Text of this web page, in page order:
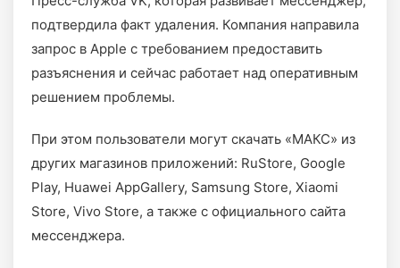
подтвердила факт удаления. Компания направила
запрос в Apple с требованием предоставить
разъяснения и сейчас работает над оперативным
решением проблемы.
При этом пользователи могут скачать «МАКС» из
других магазинов приложений: RuStore, Google
Play, Huawei AppGallery, Samsung Store, Xiaomi
Store, Vivo Store, а также с официального сайта
мессенджера.